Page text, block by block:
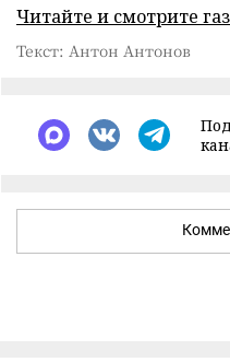
Читайте и смотрите
Текст: Антон Антонов